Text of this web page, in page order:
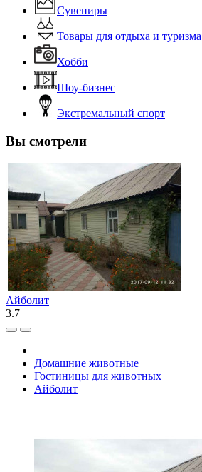
Сувениры
Товары для отдыха и туризма
Хобби
Шоу-бизнес
Экстремальный спорт
Вы смотрели
Айболит
3.7
Домашние животные
Гостиницы для животных
Айболит